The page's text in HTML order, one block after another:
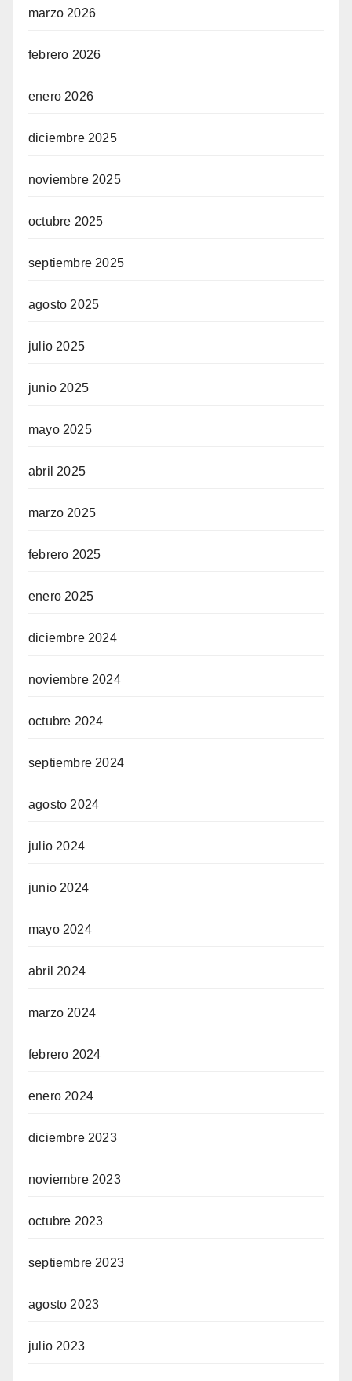
marzo 2026
febrero 2026
enero 2026
diciembre 2025
noviembre 2025
octubre 2025
septiembre 2025
agosto 2025
julio 2025
junio 2025
mayo 2025
abril 2025
marzo 2025
febrero 2025
enero 2025
diciembre 2024
noviembre 2024
octubre 2024
septiembre 2024
agosto 2024
julio 2024
junio 2024
mayo 2024
abril 2024
marzo 2024
febrero 2024
enero 2024
diciembre 2023
noviembre 2023
octubre 2023
septiembre 2023
agosto 2023
julio 2023